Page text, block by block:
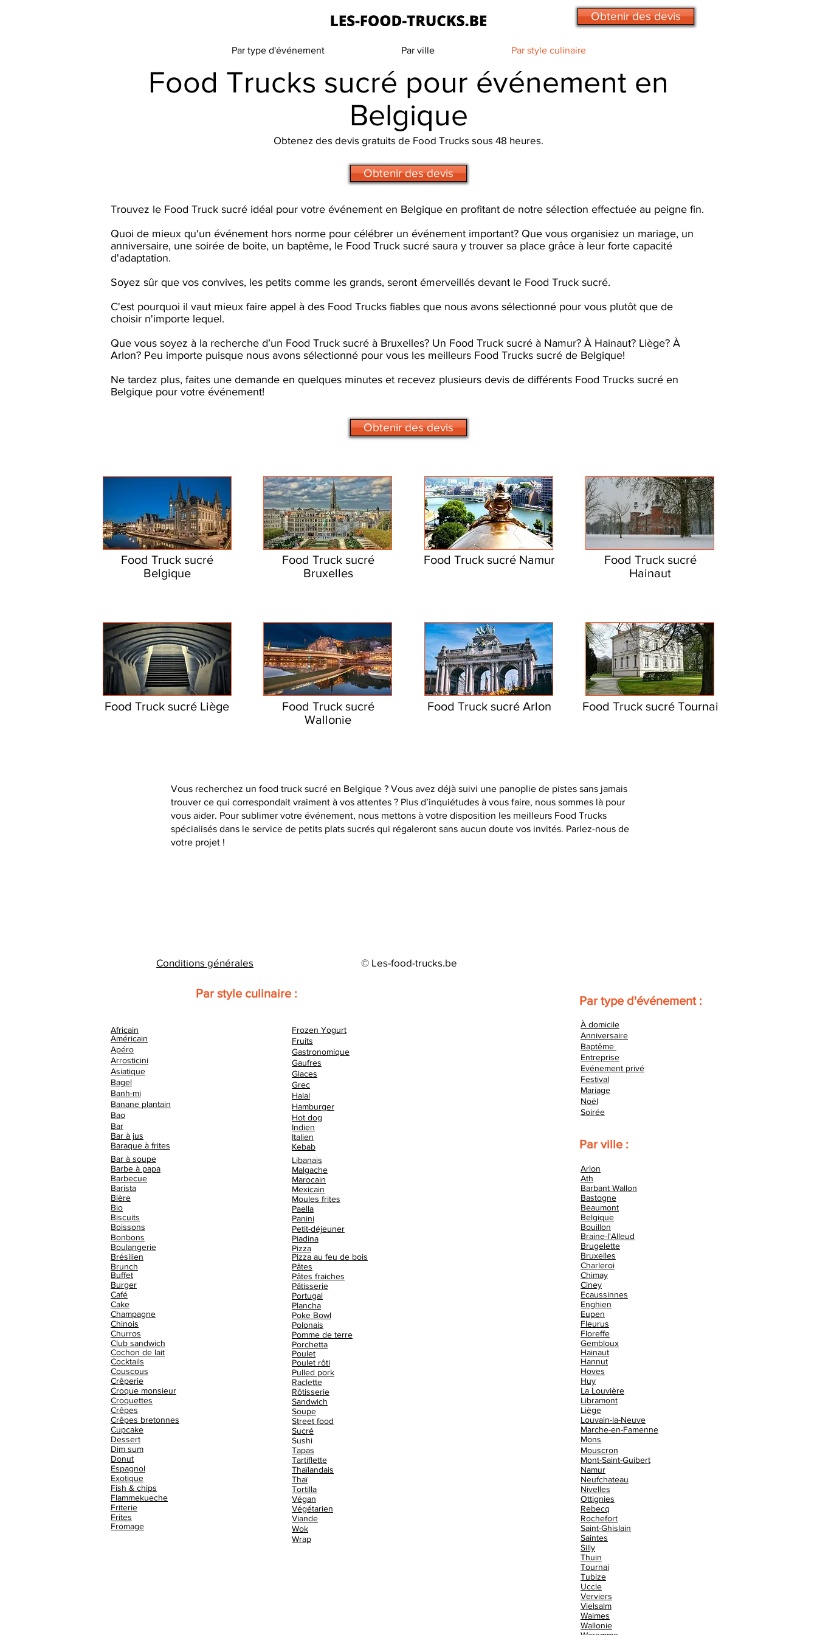
Obtenir des devis
Par type d'événement Par ville Par style culinaire
Food Trucks sucré pour événement en
Belgique
Obtenez des devis gratuits de Food Trucks sous 48 heures.
Obtenir des devis
Trouvez le Food Truck sucré idéal pour votre événement en Belgique en profitant de notre sélection effectuée au peigne fin.
Quoi de mieux qu'un événement hors norme pour célébrer un événement important? Que vous organisiez un mariage, un
anniversaire, une soirée de boite, un baptême, le Food Truck sucré saura y trouver sa place grâce à leur forte capacité
d'adaptation.
Soyez sûr que vos convives, les petits comme les grands, seront émerveillés devant le Food Truck sucré.
C'est pourquoi il vaut mieux faire appel à des Food Trucks fiables que nous avons sélectionné pour vous plutôt que de
choisir n'importe lequel.
Que vous soyez à la recherche d’un Food Truck sucré à Bruxelles? Un Food Truck sucré à Namur? À Hainaut? Liège? À
Arlon? Peu importe puisque nous avons sélectionné pour vous les meilleurs Food Trucks sucré de Belgique!
Ne tardez plus, faites une demande en quelques minutes et recevez plusieurs devis de différents Food Trucks sucré en
Belgique pour votre événement!
Obtenir des devis
Food Truck sucré
Belgique
Food Truck sucré
Bruxelles
Food Truck sucré Namur
Food Truck sucré
Hainaut
Food Truck sucré Liège
Food Truck sucré
Wallonie
Food Truck sucré Arlon Food Truck sucré Tournai
Vous recherchez un food truck sucré en Belgique ? Vous avez déjà suivi une panoplie de pistes sans jamais
trouver ce qui correspondait vraiment à vos attentes ? Plus d’inquiétudes à vous faire, nous sommes là pour
vous aider. Pour sublimer votre événement, nous mettons à votre disposition les meilleurs Food Trucks
spécialisés dans le service de petits plats sucrés qui régaleront sans aucun doute vos invités. Parlez-nous de
votre projet !
Conditions générales © Les-food-trucks.be
Par style culinaire :
Africain
Américain
Apéro
Arrosticini
Asiatique
Bagel
Banh-mi
Banane plantain
Bao
Bar
Bar à jus
Baraque à frites
Frozen Yogurt
Fruits
Gastronomique
Gaufres
Glaces
Grec
Halal
Hamburger
Hot dog
Indien
Italien
Kebab
Bar à soupe
Barbe à papa
Barbecue
Barista
Bière
Bio
Biscuits
Boissons
Bonbons
Boulangerie
Brésilien
Brunch
Buffet
Burger
Café
Cake
Champagne
Chinois
Churros
Club sandwich
Cochon de lait
Cocktails
Couscous
Crêperie
Croque monsieur
Croquettes
Crêpes
Crêpes bretonnes
Cupcake
Dessert
Dim sum
Donut
Espagnol
Exotique
Fish & chips
Flammekueche
Friterie
Frites
Fromage
Libanais
Malgache
Marocain
Mexicain
Moules frites
Paella
Panini
Petit-déjeuner
Piadina
Pizza
Pizza au feu de bois
Pâtes
Pâtes fraiches
Pâtisserie
Portugal
Plancha
Poke Bowl
Polonais
Pomme de terre
Porchetta
Poulet
Poulet rôti
Pulled pork
Raclette
Rôtisserie
Sandwich
Soupe
Street food
Sucré
Sushi
Tapas
Tartiflette
Thaïlandais
Thaï
Tortilla
Végan
Végétarien
Viande
Wok
Wrap
Par type d'événement :
À domicile
Anniversaire
Baptême
Entreprise
Evénement privé
Festival
Mariage
Noël
Soirée
Par ville :
Arlon
Ath
Barbant Wallon
Bastogne
Beaumont
Belgique
Bouillon
Braine-l'Alleud
Brugelette
Bruxelles
Charleroi
Chimay
Ciney
Ecaussinnes
Enghien
Eupen
Fleurus
Floreffe
Gembloux
Hainaut
Hannut
Hoves
Huy
La Louvière
Libramont
Liège
Louvain-la-Neuve
Marche-en-Famenne
Mons
Mouscron
Mont-Saint-Guibert
Namur
Neufchateau
Nivelles
Ottignies
Rebecq
Rochefort
Saint-Ghislain
Saintes
Silly
Thuin
Tournai
Tubize
Uccle
Verviers
Vielsalm
Waimes
Wallonie